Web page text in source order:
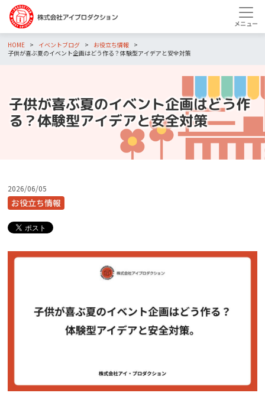
HOME イベントブログ
お役立ち情報
子供が喜ぶ夏のイベント企画はどう作る？体験型アイデアと安全対策
子供が喜ぶ夏のイベント企画はどう作
る？体験型アイデアと安全対策
2026/06/05
お役立ち情報